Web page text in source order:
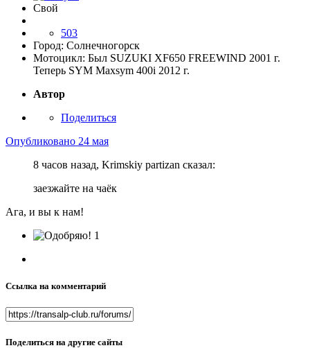
Свой
503
Город: Солнечногорск
Мотоцикл: Был SUZUKI XF650 FREEWIND 2001 г.
Теперь SYM Maxsym 400i 2012 г.
Автор
Поделиться
Опубликовано 24 мая
8 часов назад, Krimskiy partizan сказал:
заезжайте на чаёк
Ага, и вы к нам!
1
Ссылка на комментарий
Поделиться на другие сайты